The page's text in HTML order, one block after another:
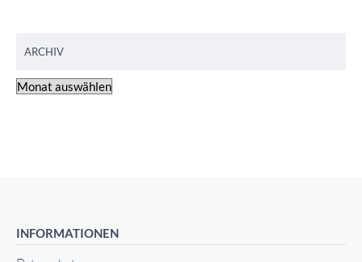
ARCHIV
INFORMATIONEN